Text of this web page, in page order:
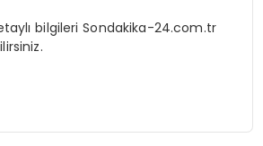
bilgileri Sondakika-24.com.tr